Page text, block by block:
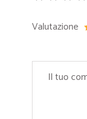
Valutazione